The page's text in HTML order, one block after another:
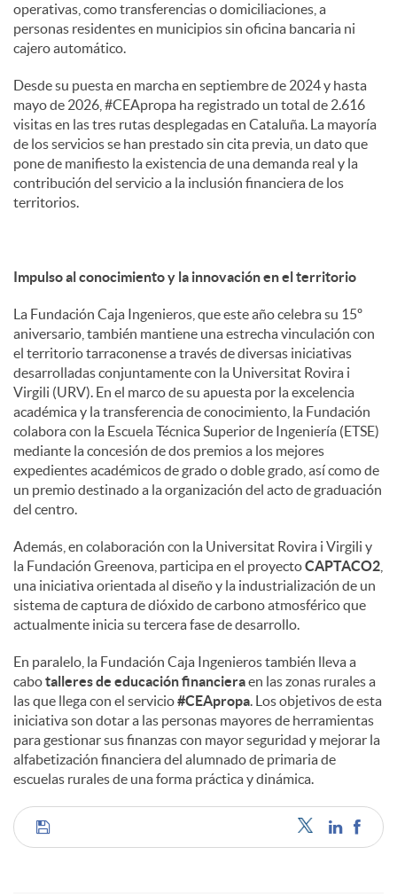
operativas, como transferencias o domiciliaciones, a
personas residentes en municipios sin oficina bancaria ni
cajero automático.
Desde su puesta en marcha en septiembre de 2024 y hasta
mayo de 2026, #CEApropa ha registrado un total de 2.616
visitas en las tres rutas desplegadas en Cataluña. La mayoría
de los servicios se han prestado sin cita previa, un dato que
pone de manifiesto la existencia de una demanda real y la
contribución del servicio a la inclusión financiera de los
territorios.
Impulso al conocimiento y la innovación en el territorio
La Fundación Caja Ingenieros, que este año celebra su 15º
aniversario, también mantiene una estrecha vinculación con
el territorio tarraconense a través de diversas iniciativas
desarrolladas conjuntamente con la Universitat Rovira i
Virgili (URV). En el marco de su apuesta por la excelencia
académica y la transferencia de conocimiento, la Fundación
colabora con la Escuela Técnica Superior de Ingeniería (ETSE)
mediante la concesión de dos premios a los mejores
expedientes académicos de grado o doble grado, así como de
un premio destinado a la organización del acto de graduación
del centro.
Además, en colaboración con la Universitat Rovira i Virgili y
la Fundación Greenova, participa en el proyectoCAPTACO2
una iniciativa orientada al diseño y la industrialización de un
sistema de captura de dióxido de carbono atmosférico que
actualmente inicia su tercera fase de desarrollo.
En paralelo, la Fundación Caja Ingenieros también lleva a
cabotalleres de educación financieraen las zonas rurales a
las que llega con el servicio#CEApropa. Los objetivos de esta
iniciativa son dotar a las personas mayores de herramientas
para gestionar sus finanzas con mayor seguridad y mejorar la
alfabetización financiera del alumnado de primaria de
escuelas rurales de una forma práctica y dinámica.
C